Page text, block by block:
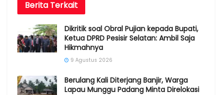
Berita Terkait
Dikritik soal Obral Pujian kepada Bupati,
Ketua DPRD Pesisir Selatan: Ambil Saja
Hikmahnya
9 Agustus 2026
Berulang Kali Diterjang Banjir, Warga
Lapau Munggu Padang Minta Direlokasi